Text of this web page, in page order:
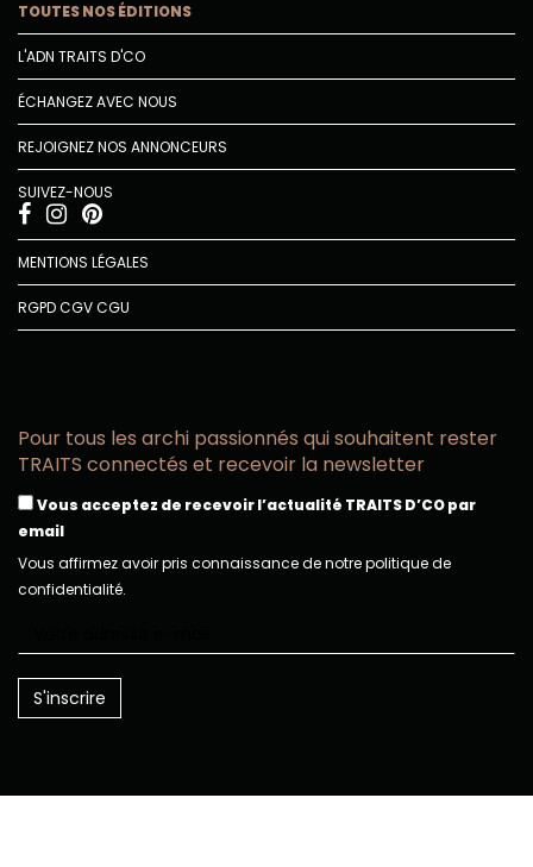
TOUTES NOS ÉDITIONS
L'ADN TRAITS D'CO
ÉCHANGEZ AVEC NOUS
REJOIGNEZ NOS ANNONCEURS
SUIVEZ-NOUS
MENTIONS LÉGALES
RGPDCGVCGU
Pour tous les archi passionnés qui souhaitent rester
TRAITS connectés et recevoir la newsletter
Vous acceptez de recevoir l’actualité TRAITS D’CO par
email
Vous affirmez avoir pris connaissance de notre politique de
confidentialité.